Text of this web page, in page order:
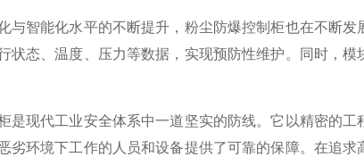
智能化水平的不断提升，粉尘防爆控制柜也在不断发
状态、温度、压力等数据，实现预防性维护。同时，
现代工业安全体系中一道坚实的防线。它以精密的工
劣环境下工作的人员和设备提供了可靠的保障。在追